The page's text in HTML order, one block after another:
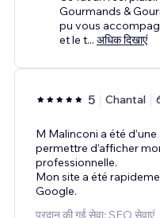
Gourmands &
pu vous
et le t... अधिक दिखाएं
5 Chantal
M Malinconi a été
permettre d’afficher
professionnelle.
Mon site a été
Google.
प्रदान की गई सेवा: SEO सेवाएं